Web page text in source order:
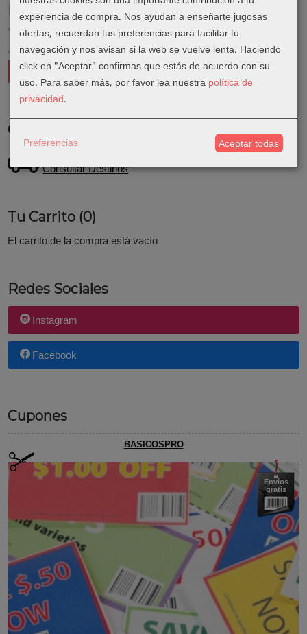
Marcas
Costes de Envío
Consultar Destinos
Tu Carrito (0)
El carrito de la compra está vacío
Redes Sociales
Instagram
Facebook
Cupones
BASICOSPRO
Envíos
gratis
experiencia de compra. Nos ayudan a enseñarte jugosas
ofertas, recuerdan tus preferencias para facilitar tu
navegación y nos avisan si la web se vuelve lenta. Haciendo
click en "Aceptar" confirmas que estás de acuerdo con su
uso. Para saber más, por favor lea nuestra política de
privacidad.
Preferencias Aceptar todas